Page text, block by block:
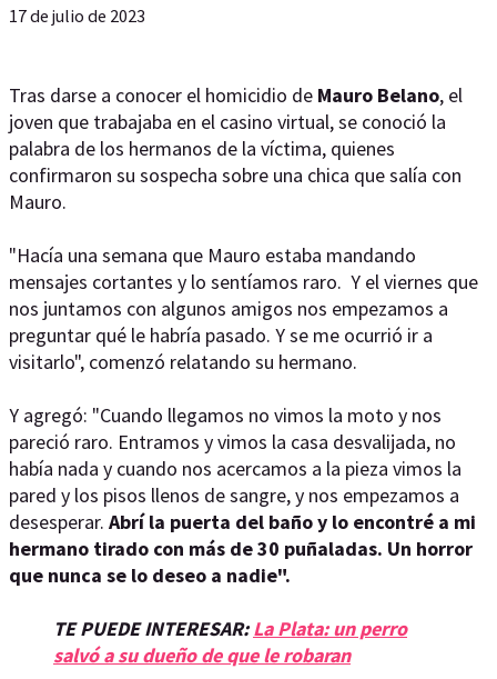
17 de julio de 2023
Tras darse a conocer el homicidio de Mauro Belano, el
joven que trabajaba en el casino virtual, se conoció la
palabra de los hermanos de la víctima, quienes
confirmaron su sospecha sobre una chica que salía con
Mauro.
"Hacía una semana que Mauro estaba mandando
mensajes cortantes y lo sentíamos raro. Y el viernes que
nos juntamos con algunos amigos nos empezamos a
preguntar qué le habría pasado. Y se me ocurrió ir a
visitarlo", comenzó relatando su hermano.
Y agregó: "Cuando llegamos no vimos la moto y nos
pareció raro. Entramos y vimos la casa desvalijada, no
había nada y cuando nos acercamos a la pieza vimos la
pared y los pisos llenos de sangre, y nos empezamos a
desesperar. Abrí la puerta del baño y lo encontré a mi
hermano tirado con más de 30 puñaladas. Un horror
que nunca se lo deseo a nadie".
TE PUEDE INTERESAR:La Plata: un perro
salvó a su dueño de que le robaran